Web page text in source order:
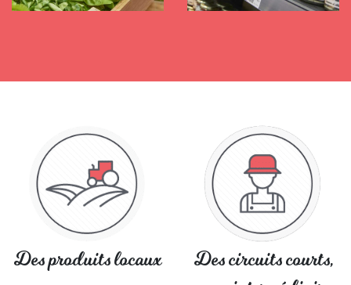
Des produits locaux
Des circuits courts,